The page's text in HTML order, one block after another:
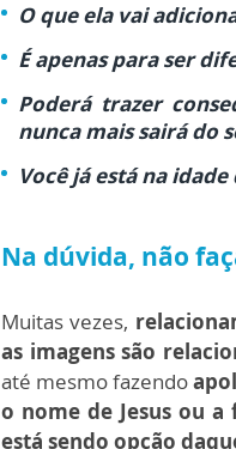
O que ela vai
É apenas para ser
Poderá trazer
nunca mais sairá do
Você já está na
Na dúvida, não
Muitas vezes,
as imagens são
até mesmo fazendo
o nome de Jesus ou
está sendo opção